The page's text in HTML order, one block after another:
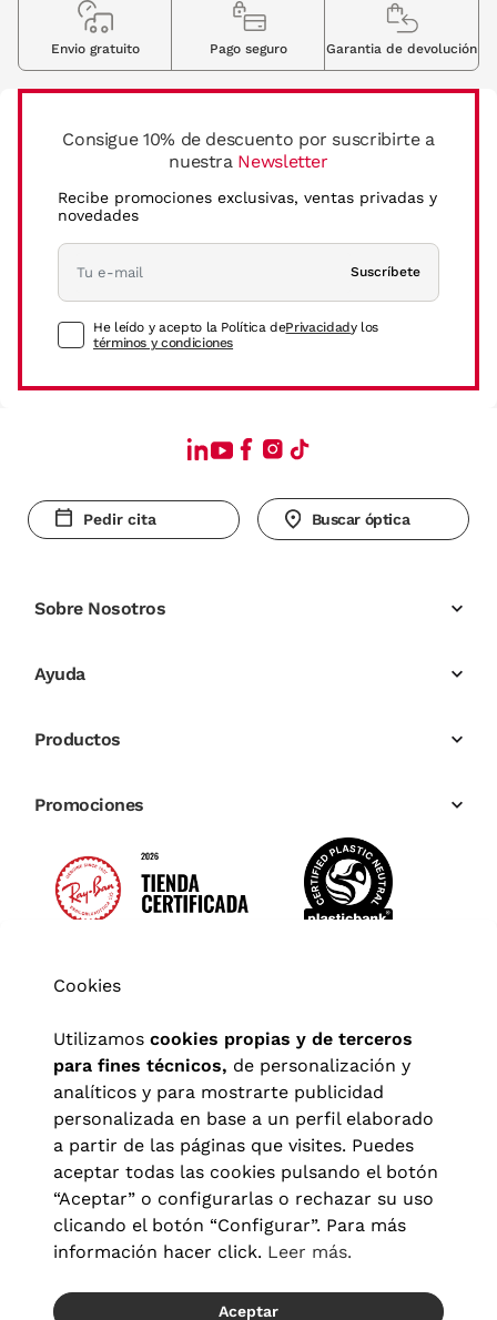
Consigue 10% de descuento por suscribirte a
nuestra Newsletter
Recibe promociones exclusivas, ventas privadas y
novedades
Suscríbete
He leído y acepto la Política dePrivacidady los
términos y condiciones
Envio gratuito Pago seguro Garantia de devolución
Pedir cita Buscar óptica
Sobre Nosotros
Ayuda
Productos
Promociones
Aviso legal| Política de privacidad Términos y condiciones
Política de cookies|Configuración de cookies
Cookies
Utilizamos cookies propias y de terceros
para fines técnicos, de personalización y
analíticos y para mostrarte publicidad
personalizada en base a un perfil elaborado
a partir de las páginas que visites. Puedes
aceptar todas las cookies pulsando el botón
“Aceptar” o configurarlas o rechazar su uso
clicando el botón “Configurar”. Para más
información hacer click. Leer más.
Aceptar